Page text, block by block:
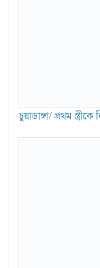
চুয়াডাঙ্গা/ প্রথম